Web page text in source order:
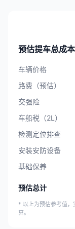
预估提车总成本
车辆价格
路费（预估）
交强险
车船税（2L）
检测定位排查
安装安防设备
基础保养
预估总计
* 以上为预估参考值，
算。